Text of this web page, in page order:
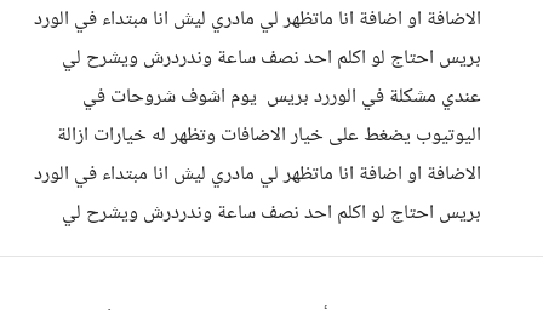
الاضافة او اضافة انا ماتظهر لي مادري ليش انا مبتداء في الورد
بريس احتاج لو اكلم احد نصف ساعة وندردرش ويشرح لي
عندي مشكلة في الوررد بريس يوم اشوف شروحات في
اليوتيوب يضغط على خيار الاضافات وتظهر له خيارات ازالة
الاضافة او اضافة انا ماتظهر لي مادري ليش انا مبتداء في الورد
بريس احتاج لو اكلم احد نصف ساعة وندردرش ويشرح لي